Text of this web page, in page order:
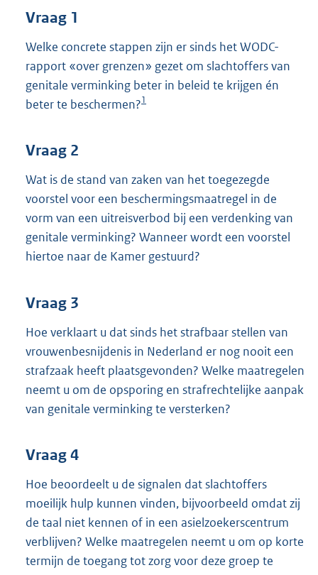
b
Vraag 1
Welke concrete stappen zijn er sinds het WODC-
rapport «over grenzen» gezet om slachtoffers van
genitale verminking beter in beleid te krijgen én
beter te beschermen?1
Vraag 2
Wat is de stand van zaken van het toegezegde
voorstel voor een beschermingsmaatregel in de
vorm van een uitreisverbod bij een verdenking van
genitale verminking? Wanneer wordt een voorstel
hiertoe naar de Kamer gestuurd?
Vraag 3
Hoe verklaart u dat sinds het strafbaar stellen van
vrouwenbesnijdenis in Nederland er nog nooit een
strafzaak heeft plaatsgevonden? Welke maatregelen
neemt u om de opsporing en strafrechtelijke aanpak
van genitale verminking te versterken?
Vraag 4
Hoe beoordeelt u de signalen dat slachtoffers
moeilijk hulp kunnen vinden, bijvoorbeeld omdat zij
de taal niet kennen of in een asielzoekerscentrum
verblijven? Welke maatregelen neemt u om op korte
termijn de toegang tot zorg voor deze groep te